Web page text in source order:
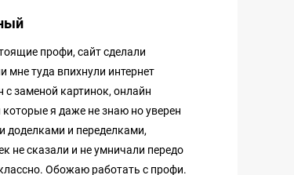
профи, сайт сделали
мне туда впихнули интернет
заменой картинок, онлайн
я даже не знаю но уверен
доделками и переделками,
не сказали и не умничали передо
Обожаю работать с профи.